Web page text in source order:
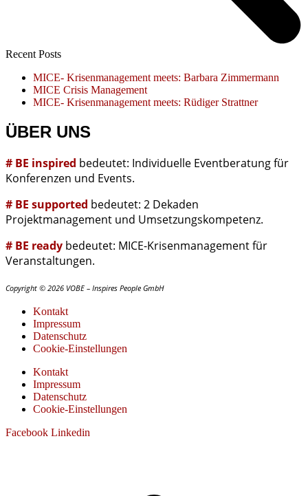
Recent Posts
MICE- Krisenmanagement meets: Barbara Zimmermann
MICE Crisis Management
MICE- Krisenmanagement meets: Rüdiger Strattner
ÜBER UNS
# BE inspired bedeutet: Individuelle Eventberatung für
Konferenzen und Events.
# BE supported bedeutet: 2 Dekaden
Projektmanagement und Umsetzungskompetenz.
# BE ready bedeutet: MICE-Krisenmanagement für
Veranstaltungen.
Copyright © 2026 VOBE – Inspires People GmbH
Kontakt
Impressum
Datenschutz
Cookie-Einstellungen
Kontakt
Impressum
Datenschutz
Cookie-Einstellungen
Facebook Linkedin